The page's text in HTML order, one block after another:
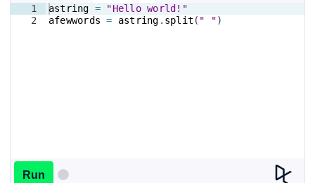
1
2
astring =
"Hello world!"
afewwords = astring . split ( " ")
Run